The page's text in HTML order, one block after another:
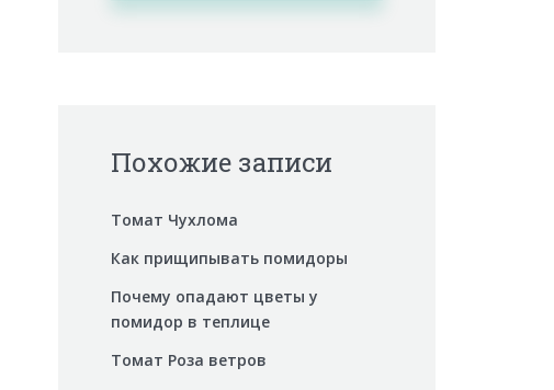
Похожие записи
Томат Чухлома
Как прищипывать помидоры
Почему опадают цветы у
помидор в теплице
Томат Роза ветров